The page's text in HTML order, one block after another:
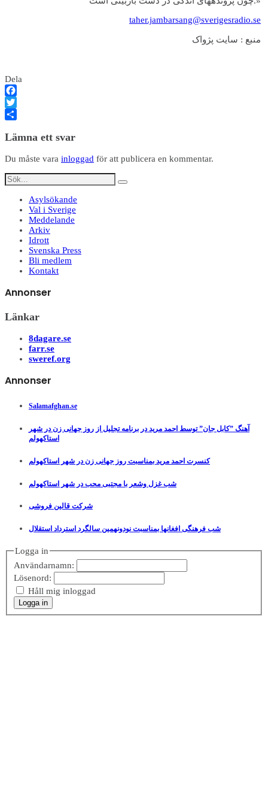
taher.jambarsang@sverigesradio.se
Dela
Facebook
Twitter
Lämna ett svar
Du måste vara inloggad för att publicera en kommentar.
Asylsökande
Val i Sverige
Meddelande
Arkiv
Idrott
Svenska Press
Bli medlem
Kontakt
Annonser
Länkar
8dagare.se
farr.se
sweref.org
Annonser
Salamafghan.se
آهنگ ”کابل جان” توسط احمد مرید در برنامه تجلیل از روز جهانی زن در شهر
استاکهولم
کنسرت احمد مرید بمناسبت روز جهانی زن در شهر استاکهولم
شب غزل وشعر با مجتبی محب در شهر استاکهولم
شرکت قالین فروشی
شب فرهنگی افغانها بمناسبت نودونهمین سالگرد استرداد استقلال
Logga in
Användarnamn:
Lösenord:
Håll mig inloggad
Logga in